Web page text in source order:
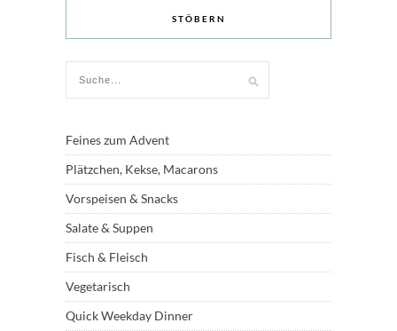
STÖBERN
Feines zum Advent
Plätzchen, Kekse, Macarons
Vorspeisen & Snacks
Salate & Suppen
Fisch & Fleisch
Vegetarisch
Quick Weekday Dinner